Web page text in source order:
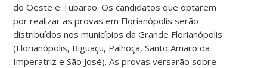
do Oeste e Tubarão. Os candidatos que optarem
por realizar as provas em Florianópolis serão
distribuídos nos municípios da Grande Florianópolis
(Florianópolis, Biguaçu, Palhoça, Santo Amaro da
Imperatriz e São José). As provas versarão sobre